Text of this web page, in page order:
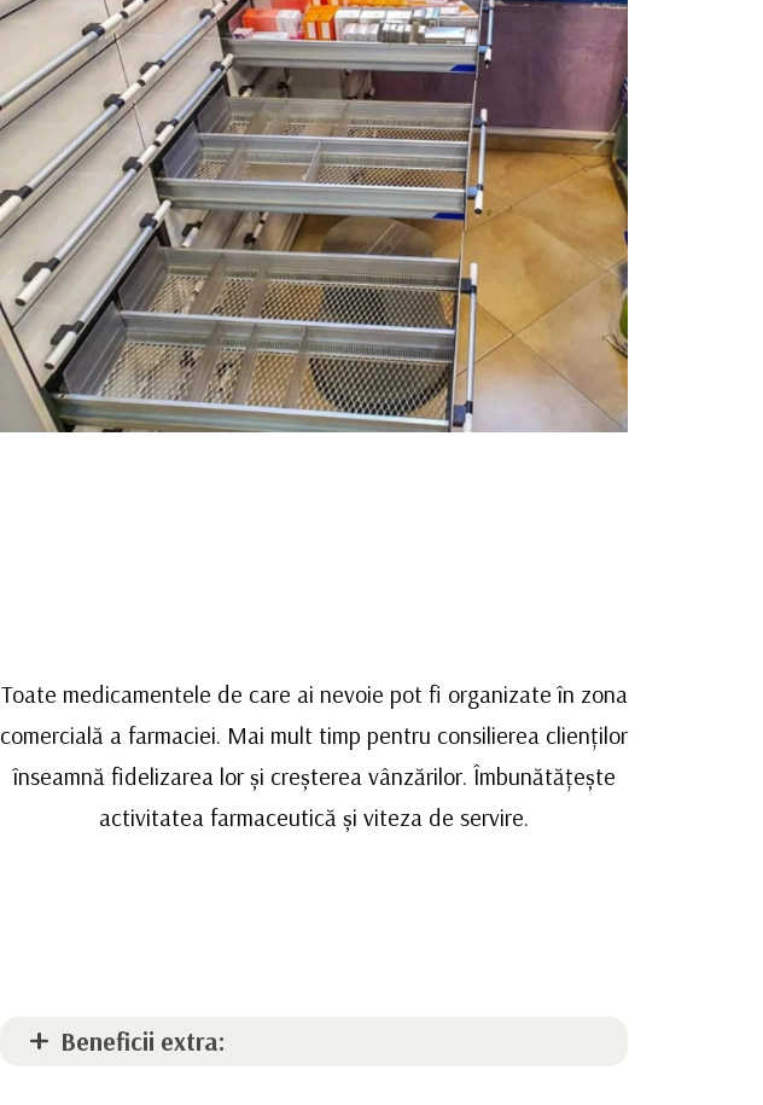
Toate medicamentele de care ai nevoie pot fi organizate în zona
comercială a farmaciei. Mai mult timp pentru consilierea clienților
înseamnă fidelizarea lor și creșterea vânzărilor. Îmbunătățește
activitatea farmaceutică și viteza de servire.
Beneficii extra: